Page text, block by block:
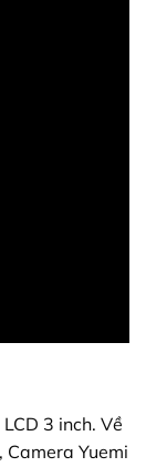
3 inch. Về
Yuemi